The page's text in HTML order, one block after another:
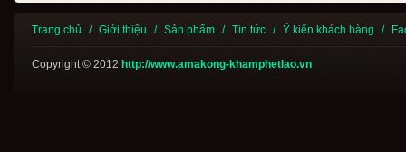
Trang chủ / Giới thiệu / Sản phẩm / Tin tức / Ý kiến khách hàng /
Copyright © 2012 http://www.amakong-khamphetlao.vn